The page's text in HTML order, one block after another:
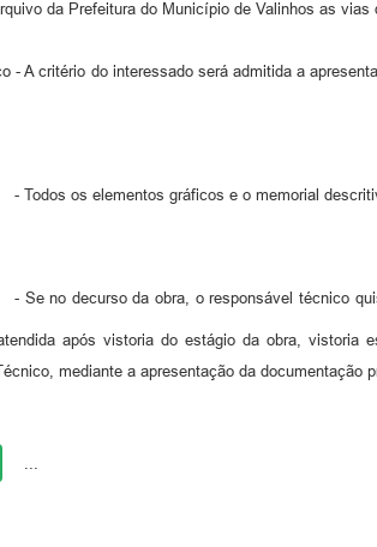
da Prefeitura do Município de Valinhos as
- A critério do interessado será admitida a
- Todos os elementos gráficos e o memorial
- Se no decurso da obra, o responsável técnico
após vistoria do estágio da obra, vistoria
mediante a apresentação da